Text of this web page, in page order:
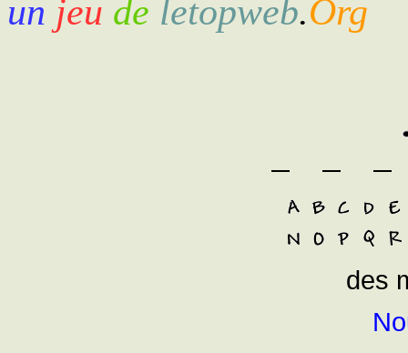
un jeu de letopweb.Org
des